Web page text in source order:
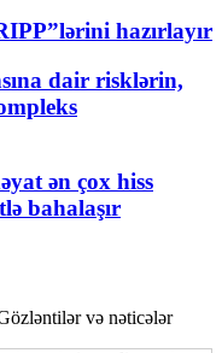
hazırlayır
dair risklərin,
ən çox hiss
bahalaşır
və nəticələr